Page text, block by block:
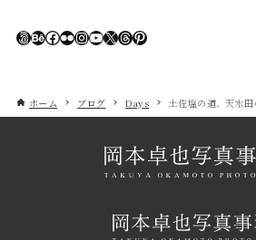
イ
500px
Behance
Facebook
Flickr
Instagram
YouTube
XThreads
Pinterest
ホーム ブログ Days 土佐塩の道、天水